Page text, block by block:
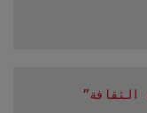
الثقافة”